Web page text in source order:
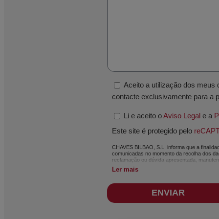
Aceito a utilização dos meus
contacte exclusivamente para a
Li e aceito oAviso Legal e a
Este site é protegido pelo
CHAVES BILBAO, S.L. informa que a
comunicadas no momento da recolha dos
reclamação ou dúvida apresentada,
meio eletrónico, de notícias e atividades
máxima confidencialidade e cumprindo
legislação em vigor e sempre durante o
acordo com a legislação de proteção de
será da sua exclusiva responsabilidade. O
solicitar a portabilidade dos dados de
Ler mais
ENVIAR